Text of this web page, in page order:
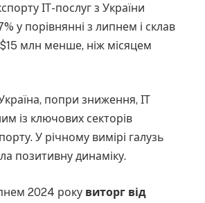
ІТ-послуг з України
у порівнянні з липнем і склав
млн менше, ніж місяцем
попри зниження, ІТ
із ключових секторів
У річному вимірі галузь
позитивну динаміку.
2024 року виторг від